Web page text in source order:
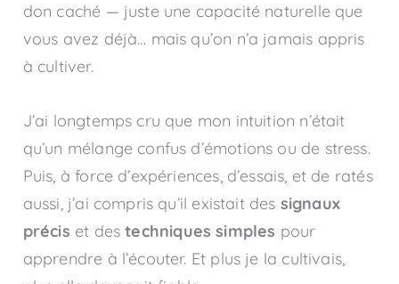
don caché — juste une capacité naturelle que
vous avez déjà… mais qu’on n’a jamais appris
à cultiver.
J’ai longtemps cru que mon intuition n’était
qu’un mélange confus d’émotions ou de stress.
Puis, à force d’expériences, d’essais, et de ratés
aussi, j’ai compris qu’il existait des signaux
précis et destechniques simples pour
apprendre à l’écouter. Et plus je la cultivais,